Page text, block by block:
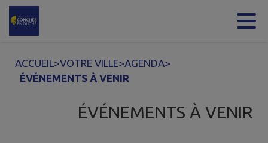
Contenu
ACCUEIL>VOTRE VILLE>AGENDA>
ÉVÉNEMENTS À VENIR
ÉVÉNEMENTS À VENIR